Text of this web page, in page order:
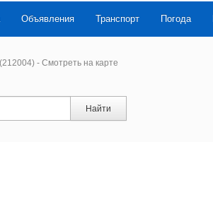
Объявления Транспорт Погода
- Смотреть на карте
Найти